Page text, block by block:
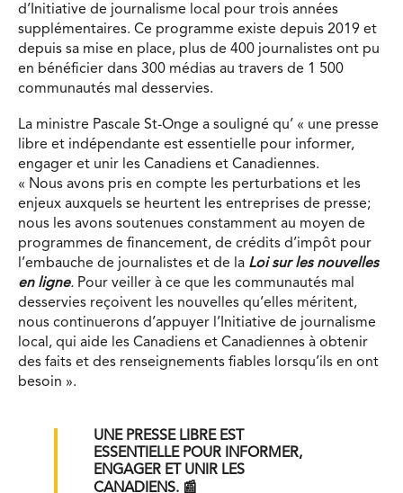
d’Initiative de journalisme local pour trois années
supplémentaires. Ce programme existe depuis 2019 et
depuis sa mise en place, plus de 400 journalistes ont pu
en bénéficier dans 300 médias au travers de 1 500
communautés mal desservies.
La ministre Pascale St-Onge a souligné qu’ « une presse
libre et indépendante est essentielle pour informer,
engager et unir les Canadiens et Canadiennes.
« Nous avons pris en compte les perturbations et les
enjeux auxquels se heurtent les entreprises de presse;
nous les avons soutenues constamment au moyen de
programmes de financement, de crédits d’impôt pour
l’embauche de journalistes et de la Loi sur les nouvelles
en ligne. Pour veiller à ce que les communautés mal
desservies reçoivent les nouvelles qu’elles méritent,
nous continuerons d’appuyer l’Initiative de journalisme
local, qui aide les Canadiens et Canadiennes à obtenir
des faits et des renseignements fiables lorsqu’ils en ont
besoin ».
UNE PRESSE LIBRE EST
ESSENTIELLE POUR INFORMER,
ENGAGER ET UNIR LES
CANADIENS. 📰